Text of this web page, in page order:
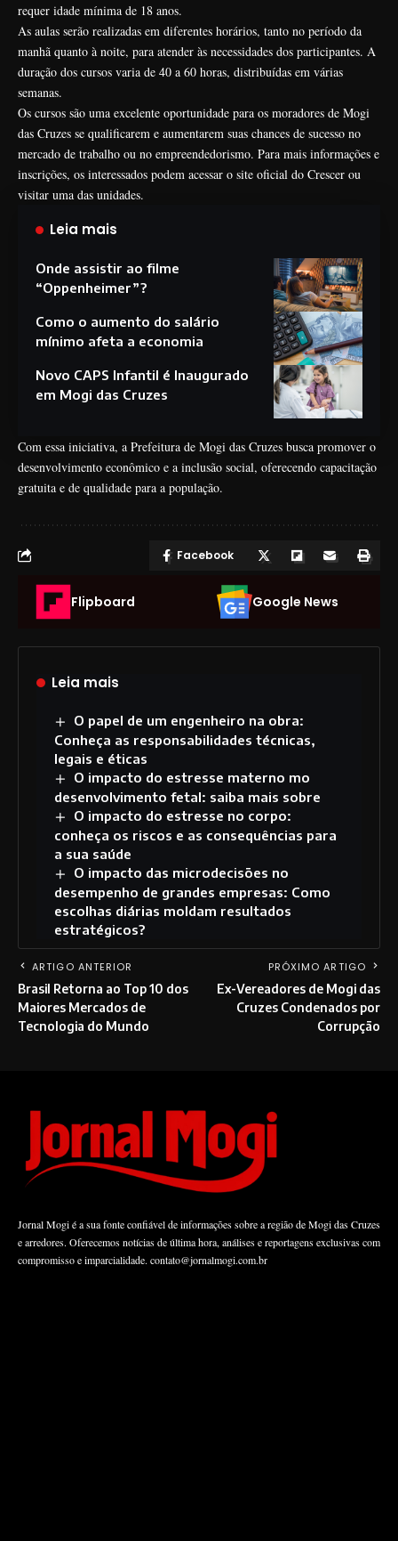
requer idade mínima de 18 anos.
As aulas serão realizadas em diferentes horários, tanto no período da
manhã quanto à noite, para atender às necessidades dos participantes. A
duração dos cursos varia de 40 a 60 horas, distribuídas em várias
semanas.
Os cursos são uma excelente oportunidade para os moradores de Mogi
das Cruzes se qualificarem e aumentarem suas chances de sucesso no
mercado de trabalho ou no empreendedorismo. Para mais informações e
inscrições, os interessados podem acessar o site oficial do Crescer ou
visitar uma das unidades.
Leia mais
Onde assistir ao filme
“Oppenheimer”?
Como o aumento do salário
mínimo afeta a economia
Novo CAPS Infantil é Inaugurado
em Mogi das Cruzes
Com essa iniciativa, a Prefeitura de Mogi das Cruzes busca promover o
desenvolvimento econômico e a inclusão social, oferecendo capacitação
gratuita e de qualidade para a população.
Facebook
Flipboard Google News
Leia mais
O papel de um engenheiro na obra:
Conheça as responsabilidades técnicas,
legais e éticas
O impacto do estresse materno mo
desenvolvimento fetal: saiba mais sobre
O impacto do estresse no corpo:
conheça os riscos e as consequências para
a sua saúde
O impacto das microdecisões no
desempenho de grandes empresas: Como
escolhas diárias moldam resultados
estratégicos?
ARTIGO ANTERIOR
Brasil Retorna ao Top 10 dos
Maiores Mercados de
Tecnologia do Mundo
PRÓXIMO ARTIGO
Ex-Vereadores de Mogi das
Cruzes Condenados por
Corrupção
Jornal Mogi é a sua fonte confiável de informações sobre a região de Mogi das Cruzes
e arredores. Oferecemos notícias de última hora, análises e reportagens exclusivas com
compromisso e imparcialidade. contato@jornalmogi.com.br